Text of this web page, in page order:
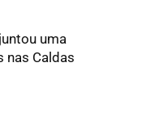
uma
nas Caldas